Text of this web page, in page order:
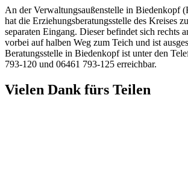
An der Verwaltungsaußenstelle in Biedenkopf
hat die Erziehungsberatungsstelle des Kreises
separaten Eingang. Dieser befindet sich rechts
vorbei auf halben Weg zum Teich und ist
Beratungsstelle in Biedenkopf ist unter den
793-120 und 06461 793-125 erreichbar.
Vielen Dank fürs Teilen